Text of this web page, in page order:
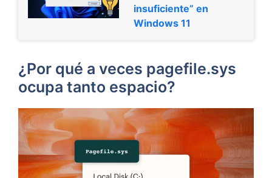
insuficiente” en
Windows 11
¿Por qué a veces pagefile.sys
ocupa tanto espacio?